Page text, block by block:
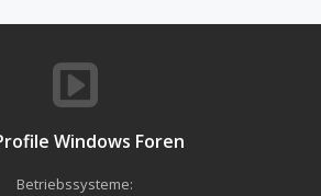
Windows Foren
Betriebssysteme: